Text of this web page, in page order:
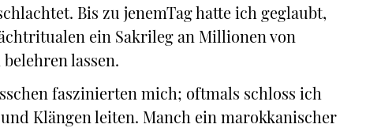
Bis zu jenemTag hatte ich geglaubt,
ein Sakrileg an Millionen von
lassen.
faszinierten mich; oftmals schloss ich
Klängen leiten. Manch ein marokkanischer